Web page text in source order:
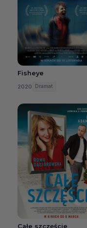
Fisheye
2020 Dramat
Całe szczęście